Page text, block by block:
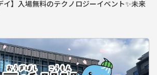
イ】入場無料のテクノロジーイベント✨未来